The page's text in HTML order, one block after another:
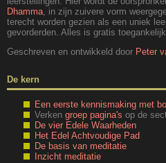
Dhamma , in zijn zuivere vorm
terecht worden gezien als een uniek
gevorderden. Alles is gratis toegankelijk.
Geschreven en ontwikkeld door Peter
De kern
Een eerste kennismaking met
Verken groep pagina's op de
De vier Edele Waarheden
Het Edel Achtvoudige Pad
De basis van meditatie
Inzicht meditatie